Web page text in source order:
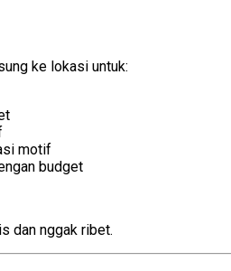
ke lokasi untuk:
motif
budget
dan nggak ribet.